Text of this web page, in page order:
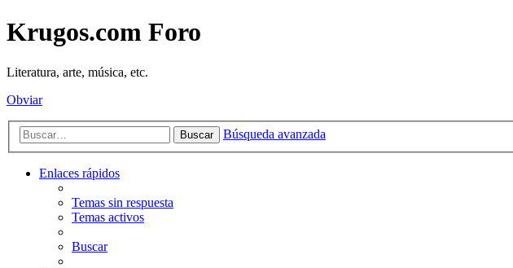
Krugos.com Foro
Literatura, arte, música, etc.
Obviar
Buscar Búsqueda avanzada
Enlaces rápidos
Temas sin respuesta
Temas activos
Buscar